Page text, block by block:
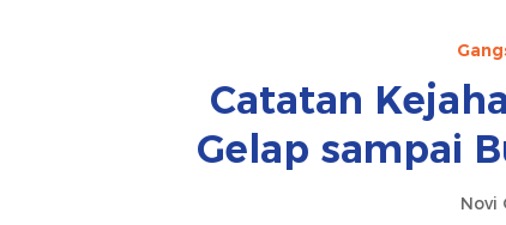
Catatan
Gelap sampai
Novi